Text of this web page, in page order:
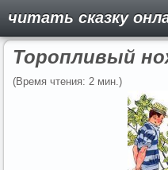
читать сказку
Торопливый
(Время чтения: 2 мин.)